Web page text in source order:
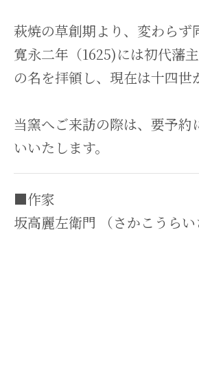
萩焼の草創期より、変わら
寛永二年（1625)には初代藩
の名を拝領し、現在は十四
当窯へご来訪の際は、要予
いいたします。
■作家
坂高麗左衛門 （さかこうらい